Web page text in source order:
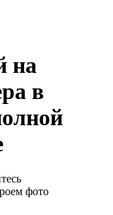
на
в
фото